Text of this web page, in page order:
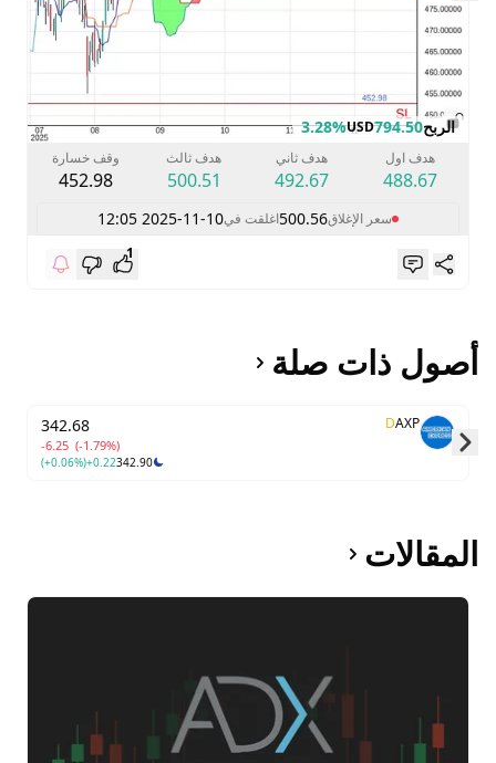
الربح794.50
USD
3.28%
هدف اول
488.67
هدف ثاني
492.67
هدف ثالث
500.51
وقف خسارة
452.98
سعر الإغلاق500.56اغلقت في2025-11-10 12:05
1
Skip to next slide page
أصول ذات صلة
AXP
D
342.68
-6.25 (-1.79%)
342.90
+0.22
(+0.06%)
المقالات